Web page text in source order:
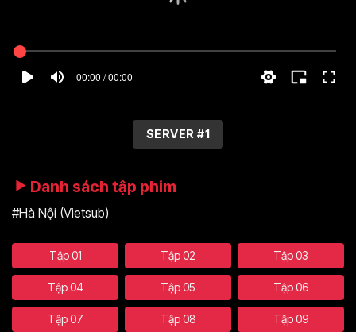
00:00 / 00:00
SERVER #1
Danh sách tập phim
#Hà Nội (Vietsub)
Tập 01 Tập 02 Tập 03
Tập 04 Tập 05 Tập 06
Tập 07 Tập 08 Tập 09